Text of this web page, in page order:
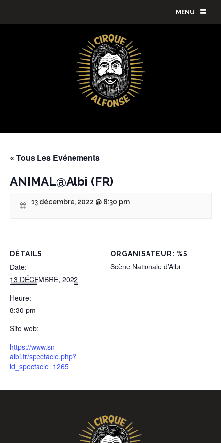
MENU
« Tous Les Evénements
ANIMAL@Albi (FR)
13 décembre, 2022 @ 8:30 pm
DÉTAILS
Date:
13 DÉCEMBRE, 2022
Heure:
8:30 pm
Site web:
https://www.sn-
albi.fr/spectacle.php?
id_spectacle=1265
ORGANISATEUR: %S
Scène Nationale d’Albi